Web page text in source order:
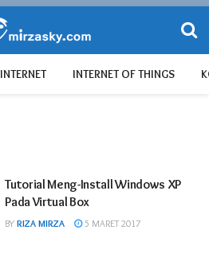
INTERNET INTERNET OF THINGS
Tutorial Meng-Install Windows XP
Pada Virtual Box
BY RIZA MIRZA 5 MARET 2017